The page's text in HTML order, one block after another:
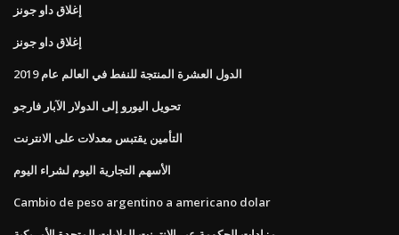
إغلاق داو جونز
إغلاق داو جونز
الدول العشرة المنتجة للنفط في العالم عام 2019
تحويل اليورو إلى الدولار الآبار فارجو
التأمين يقتبس معدلات على الانترنت
الأسهم التجارية اليوم لشراء اليوم
Cambio de peso argentino a americano dolar